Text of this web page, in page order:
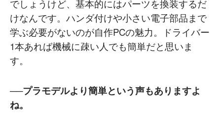
でしょうけど、基本的にはパーツを換装するだ
けなんです。ハンダ付けや小さい電子部品まで
学ぶ必要がないのが自作PCの魅力。ドライバー
1本あれば機械に疎い人でも簡単だと思いま
す。
──プラモデルより簡単という声もありますよ
ね。